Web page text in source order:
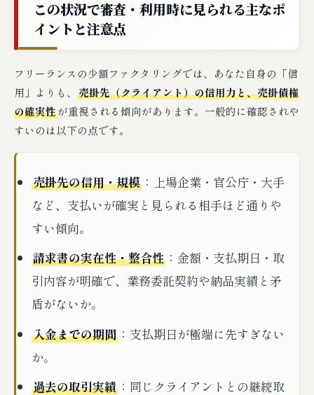
この状況で審査・利用時に見られる主なポ
イントと注意点
フリーランスの少額ファクタリングでは、あなた自身の「信
用」よりも、 売掛先（クライアント）の信用力と、売掛債権
の確実性が重視される傾向があります。一般的に確認されや
すいのは以下の点です。
売掛先の信用・規模 ：上場企業・官公庁・大手
など、支払いが確実と見られる相手ほど通りや
すい傾向。
請求書の実在性・整合性 ：金額・支払期日・取
引内容が明確で、業務委託契約や納品実績と矛
盾がないか。
入金までの期間 ：支払期日が極端に先すぎない
か。
過去の取引実績 ：同じクライアントとの継続取